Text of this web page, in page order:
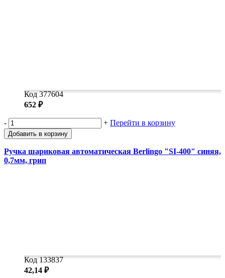
Код 377604
652 ₽
- + Перейти в корзину
Добавить в корзину
Ручка шариковая автоматическая Berlingo "SI-400" синяя,
0,7мм, грип
Код 133837
42,14 ₽